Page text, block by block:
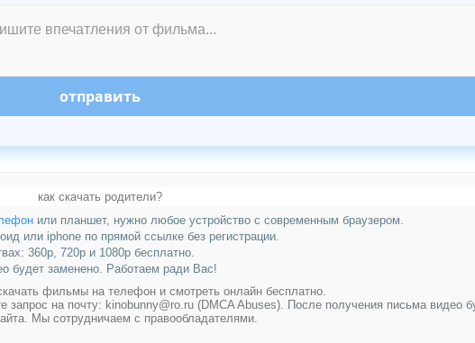
отправить
как скачать родители?
или планшет, нужно любое устройство с современным браузером.
или iphone по прямой ссылке без регистрации.
360p, 720p и 1080p бесплатно.
будет заменено. Работаем ради Вас!
фильмы на телефон и смотреть онлайн бесплатно.
на почту: kinobunny@ro.ru (DMCA Abuses). После получения письма видео
Мы сотрудничаем с правообладателями.